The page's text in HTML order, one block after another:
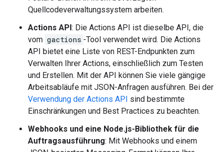
Quellcodeverwaltungssystem arbeiten.
Actions API: Die Actions API ist dieselbe API, die
vom gactions -Tool verwendet wird. Die Actions
API bietet eine Liste von REST-Endpunkten zum
Verwalten Ihrer Actions, einschließlich zum Testen
und Erstellen. Mit der API können Sie viele gängige
Arbeitsabläufe mit JSON-Anfragen ausführen. Bei der
Verwendung der Actions API sind bestimmte
Einschränkungen und Best Practices zu beachten.
Webhooks und eine Node.js-Bibliothek für die
Auftragsausführung: Mit Webhooks und einem